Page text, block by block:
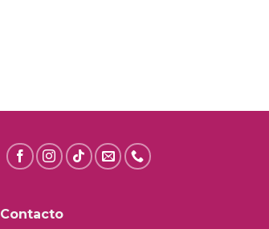
Contacto